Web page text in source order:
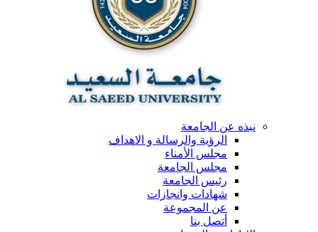
نبذه عن الجامعة
الرؤية والرسالة و الاهداف
مجلس الأمناء
مجلس الجامعة
رئيس الجامعة
شهادات وانجازات
عن المجموعة
أتصل بنا